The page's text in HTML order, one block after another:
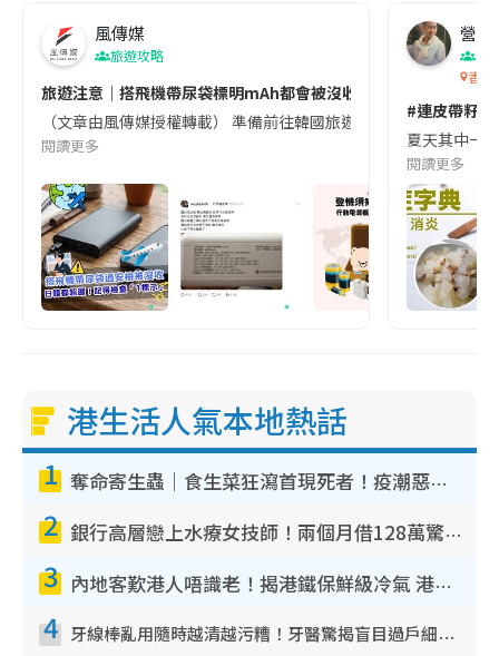
風傳媒
旅遊攻略
旅遊注意｜搭飛機帶尿袋標明mAh都會被沒收😱出發前切記檢查
（文章由風傳媒授權轉載） 準備前往韓國旅遊的民眾，近期要
閱讀更多
營養
香港
#連皮帶籽
夏天其中一
閱讀更多
港生活人氣本地熱話
1 奪命寄生蟲｜食生菜狂瀉首現死者！疫潮惡化錄1.8萬宗病例 揭洗菜3大謬誤
2 銀行高層戀上水療女技師！兩個月借128萬驚覺「沉船」沉落火海 揭背後疑似邪教操控賣淫
3 內地客歎港人唔識老！揭港鐵保鮮級冷氣 港人求放過：咪投訴
4 牙線棒亂用隨時越清越污糟！牙醫驚揭盲目過戶細菌恐致蛀牙：呢種先係日常真保養